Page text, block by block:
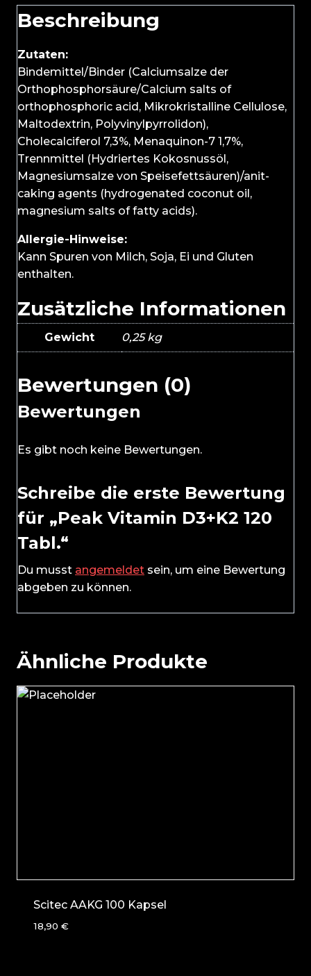
Beschreibung
Zutaten:
Bindemittel/Binder (Calciumsalze der
Orthophosphorsäure/Calcium salts of
orthophosphoric acid, Mikrokristalline Cellulose,
Maltodextrin, Polyvinylpyrrolidon),
Cholecalciferol 7,3%, Menaquinon-7 1,7%,
Trennmittel (Hydriertes Kokosnussöl,
Magnesiumsalze von Speisefettsäuren)/anit-
caking agents (hydrogenated coconut oil,
magnesium salts of fatty acids).
Allergie-Hinweise:
Kann Spuren von Milch, Soja, Ei und Gluten
enthalten.
Zusätzliche Informationen
Gewicht 0,25 kg
Bewertungen (0)
Bewertungen
Es gibt noch keine Bewertungen.
Schreibe die erste Bewertung
für „Peak Vitamin D3+K2 120
Tabl.“
Du musst angemeldet sein, um eine Bewertung
abgeben zu können.
Ähnliche Produkte
Scitec AAKG 100 Kapsel
18,90 €